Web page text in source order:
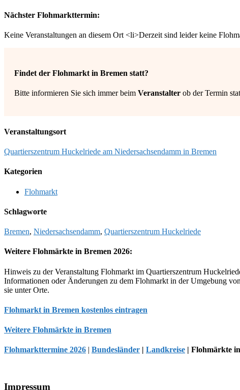
Nächster Flohmarkttermin:
Keine Veranstaltungen an diesem Ort <li>Derzeit sind leider keine
Findet der Flohmarkt in Bremen statt?
Bitte informieren Sie sich immer beim Veranstalter ob der Termin
Veranstaltungsort
Quartierszentrum Huckelriede am Niedersachsendamm in Bremen
Kategorien
Flohmarkt
Schlagworte
Bremen, Niedersachsendamm, Quartierszentrum Huckelriede
Weitere Flohmärkte in Bremen 2026:
Hinweis zu der Veranstaltung Flohmarkt im Quartierszentrum
Informationen oder Änderungen zu dem Flohmarkt in der Umgebung
sie unter Orte.
Flohmarkt in Bremen kostenlos eintragen
Weitere Flohmärkte in Bremen
Flohmarkttermine 2026 | Bundesländer | Landkreise | Flohmärkte
Impressum